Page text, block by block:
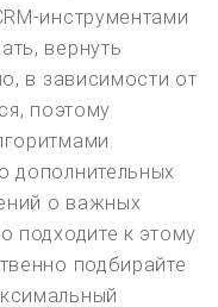
инструментами
вернуть
в зависимости от
поэтому
дополнительных
о важных
подходите к этому
подбирайте